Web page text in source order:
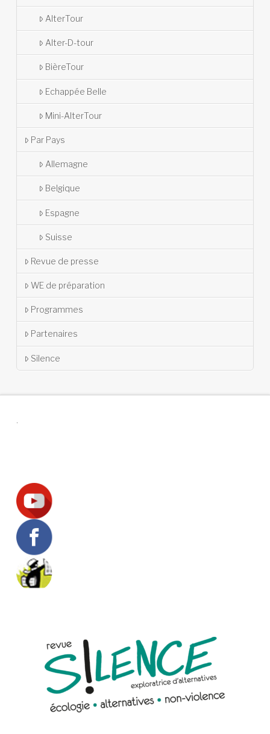
AlterTour
Alter-D-tour
BièreTour
Echappée Belle
Mini-AlterTour
Par Pays
Allemagne
Belgique
Espagne
Suisse
Revue de presse
WE de préparation
Programmes
Partenaires
Silence